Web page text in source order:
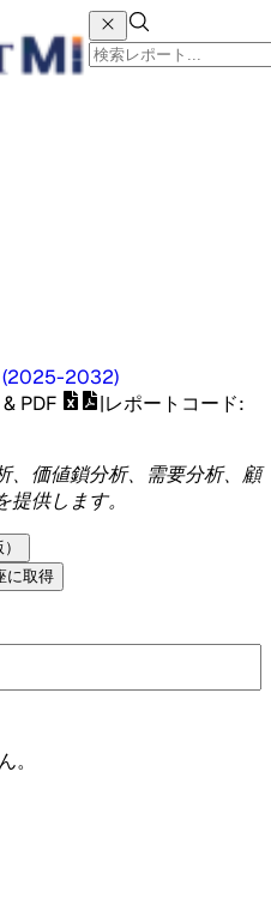
(2025-2032)
PDF |レポートコード:
、価値鎖分析、需要分析、顧
供します。
に取得
。